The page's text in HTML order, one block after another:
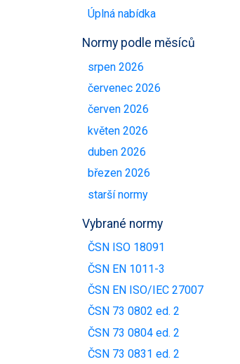
Úplná nabídka
Normy podle měsíců
srpen 2026
červenec 2026
červen 2026
květen 2026
duben 2026
březen 2026
starší normy
Vybrané normy
ČSN ISO 18091
ČSN EN 1011-3
ČSN EN ISO/IEC 27007
ČSN 73 0802 ed. 2
ČSN 73 0804 ed. 2
ČSN 73 0831 ed. 2